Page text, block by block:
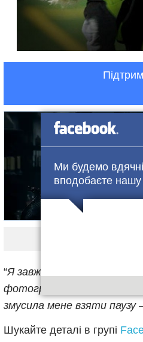
Ми будемо
вподобаєте нашу
“Я завжди беру із собою
фотографувати ще до
змусила мене взяти паузу
Шукайте деталі в групі